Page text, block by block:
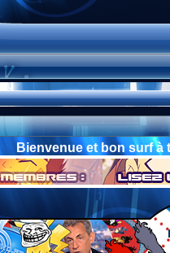
Bienvenue et bon surf à